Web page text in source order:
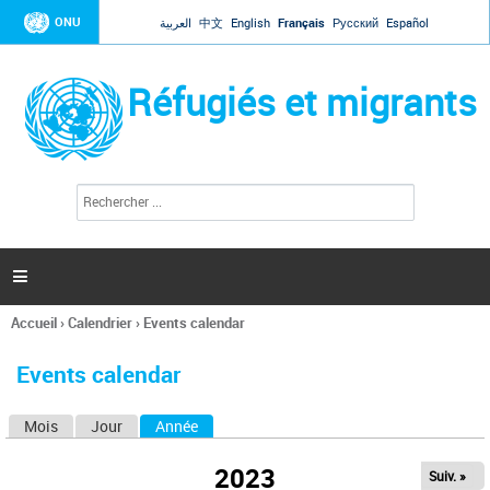
Jump to navigation
ONU العربية 中文 English Français Русский Español
Réfugiés et migrants
l
c
h
e

Vous
ici
Accueil›Calendrier› Events calendar
Events calendar
Mois Jour Année
2023 Suiv. »